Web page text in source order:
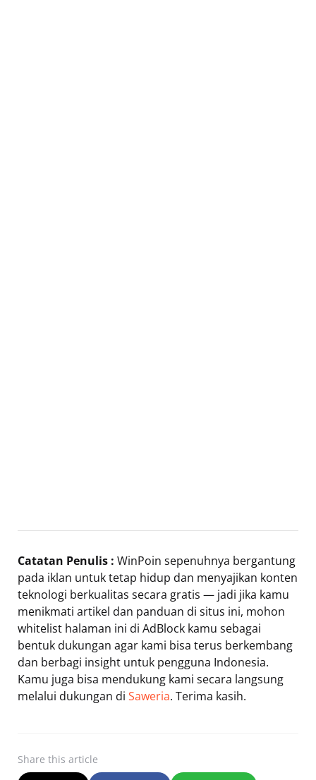
Catatan Penulis : WinPoin sepenuhnya bergantung
pada iklan untuk tetap hidup dan menyajikan konten
teknologi berkualitas secara gratis — jadi jika kamu
menikmati artikel dan panduan di situs ini, mohon
whitelist halaman ini di AdBlock kamu sebagai
bentuk dukungan agar kami bisa terus berkembang
dan berbagi insight untuk pengguna Indonesia.
Kamu juga bisa mendukung kami secara langsung
melalui dukungan di Saweria. Terima kasih.
Share this article